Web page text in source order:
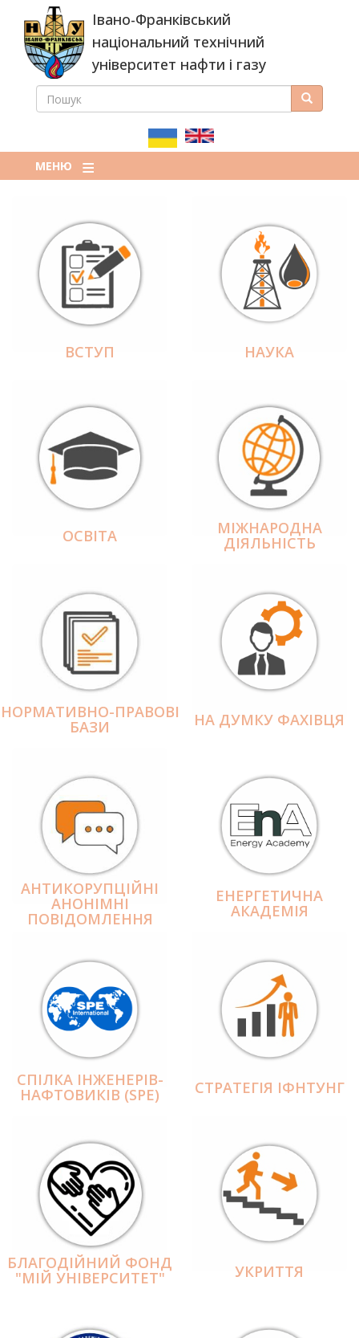
основного
вмісту
Івано-Франківський
національний технічний
університет нафти і газу
ПОШУКОВА
ПОШУК Пошук
МЕНЮ
ВСТУП НАУКА
ОСВІТА МІЖНАРОДНА
ДІЯЛЬНІCТЬ
НОРМАТИВНО-ПРАВОВІ
БАЗИ НА ДУМКУ ФАХІВЦЯ
АНТИКОРУПЦІЙНІ
АНОНІМНІ
ПОВІДОМЛЕННЯ
ЕНЕРГЕТИЧНА
АКАДЕМІЯ
СПІЛКА ІНЖЕНЕРІВ-
НАФТОВИКІВ (SPE) СТРАТЕГІЯ ІФНТУНГ
БЛАГОДІЙНИЙ ФОНД
"МІЙ УНІВЕРСИТЕТ" УКРИТТЯ